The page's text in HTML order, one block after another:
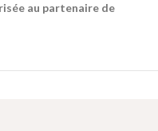
au partenaire de